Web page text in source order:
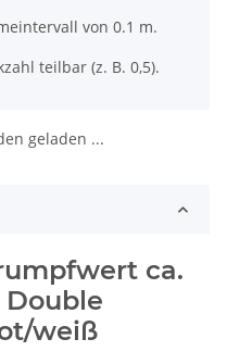
von 0.1 m.
teilbar (z. B. 0,5).
geladen ...
ca.
Double
weiß